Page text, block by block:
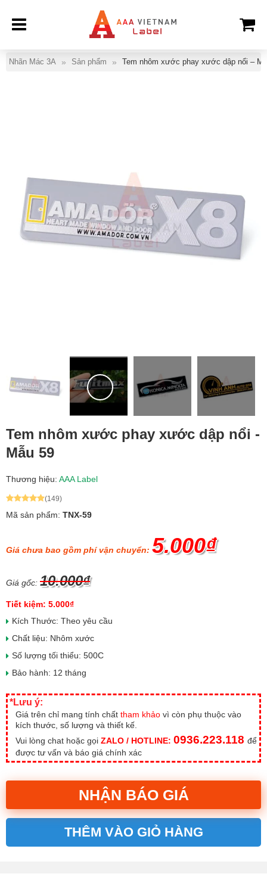
Nhãn Mác 3A Sản phẩm Tem nhôm xước phay xước dập nổi –
Tem nhôm xước phay xước dập nổi -
Mẫu 59
Thương hiệu: AAA Label
(149)
Mã sản phẩm: TNX-59
Giá chưa bao gồm phí vận chuyển: 5.000₫
Giá gốc: 10.000₫
Tiết kiệm: 5.000₫
Kích Thước: Theo yêu cầu
Chất liệu: Nhôm xước
Số lượng tối thiểu: 500C
Bảo hành: 12 tháng
*Lưu ý:
Giá trên chỉ mang tính chất tham khảo vì còn phụ thuộc vào
kích thước, số lượng và thiết kế.
Vui lòng chat hoặc gọi ZALO / HOTLINE: 0936.223.118 để
được tư vấn và báo giá chính xác
NHẬN BÁO GIÁ
THÊM VÀO GIỎ HÀNG